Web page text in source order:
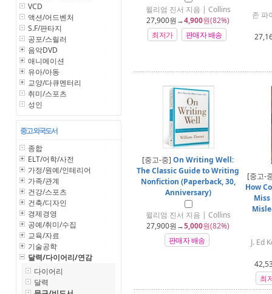
VCD
액션/어드벤처
S.F/판타지
공포/스릴러
음악DVD
애니메이션
유아/아동
교양/다큐멘터리
취미/스포츠
성인
중고 외국도서
종합
ELT/어학/사전
가정/원예/인테리어
가족/관계
건강/스포츠
건축/디자인
경제경영
공예/취미/수집
교육/자료
기술공학
달력/다이어리/연감
다이어리
달력
윌리엄 진서 지음 | Collins
27,900원→4,900원(82%)
최저가
판매자 배송
존 파
[중고-중]On Writing Well:
The Classic Guide to Writing
Nonfiction (Paperback, 30,
Anniversary)
윌리엄 진서 지음 | Collins
27,900원→5,000원(82%)
판매자 배송
[중고-
How
J. Ed
최